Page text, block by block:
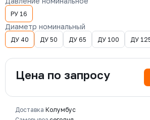
РУ 16
Диаметр номинальный
ДУ 40 ДУ 50 ДУ 65 ДУ 100 ДУ
Цена по запросу
Доставка Колумбус